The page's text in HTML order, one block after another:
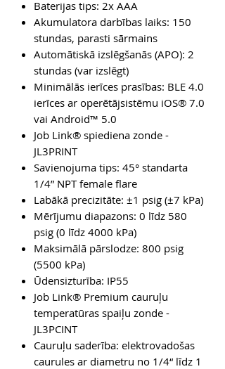
Baterijas tips: 2x AAA
Akumulatora darbības laiks: 150
stundas, parasti sārmains
Automātiskā izslēgšanās (APO): 2
stundas (var izslēgt)
Minimālās ierīces prasības: BLE 4.0
ierīces ar operētājsistēmu iOS® 7.0
vai Android™ 5.0
Job Link® spiediena zonde -
JL3PRINT
Savienojuma tips: 45° standarta
1/4” NPT female flare
Labākā precizitāte: ±1 psig (±7 kPa)
Mērījumu diapazons: 0 līdz 580
psig (0 līdz 4000 kPa)
Maksimālā pārslodze: 800 psig
(5500 kPa)
Ūdensizturība: IP55
Job Link® Premium cauruļu
temperatūras spaiļu zonde -
JL3PCINT
Cauruļu saderība: elektrovadošas
caurules ar diametru no 1/4“ līdz 1